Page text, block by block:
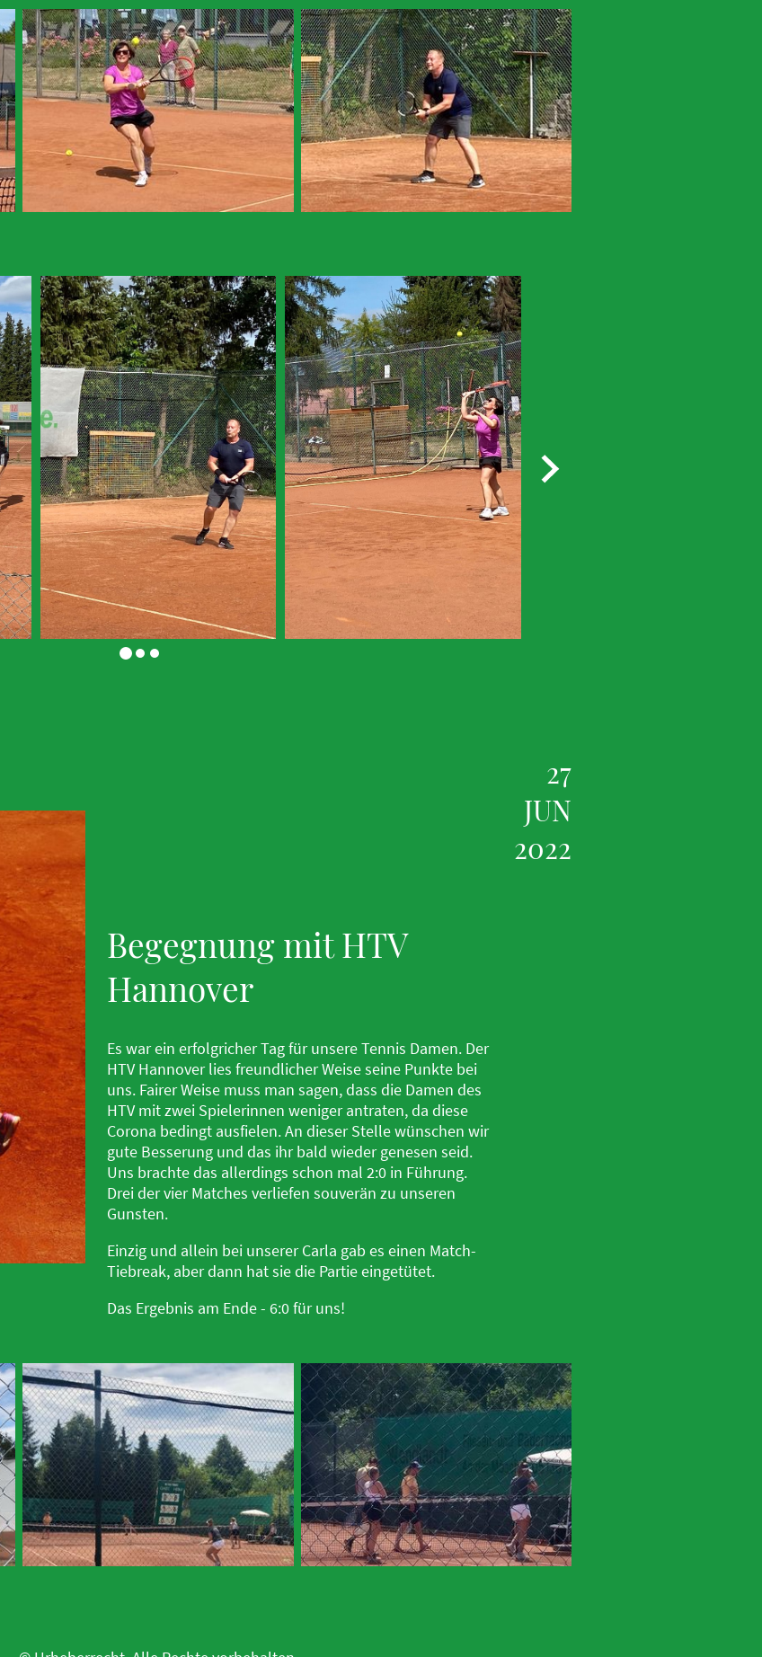
27
JUN
2022
Begegnung mit HTV
Hannover
Es war ein erfolgricher Tag für unsere Tennis Damen. Der
HTV Hannover lies freundlicher Weise seine Punkte bei
uns. Fairer Weise muss man sagen, dass die Damen des
HTV mit zwei Spielerinnen weniger antraten, da diese
Corona bedingt ausfielen. An dieser Stelle wünschen wir
gute Besserung und das ihr bald wieder genesen seid.
Uns brachte das allerdings schon mal 2:0 in Führung.
Drei der vier Matches verliefen souverän zu unseren
Gunsten.
Einzig und allein bei unserer Carla gab es einen Match-
Tiebreak, aber dann hat sie die Partie eingetütet.
Das Ergebnis am Ende - 6:0 für uns!